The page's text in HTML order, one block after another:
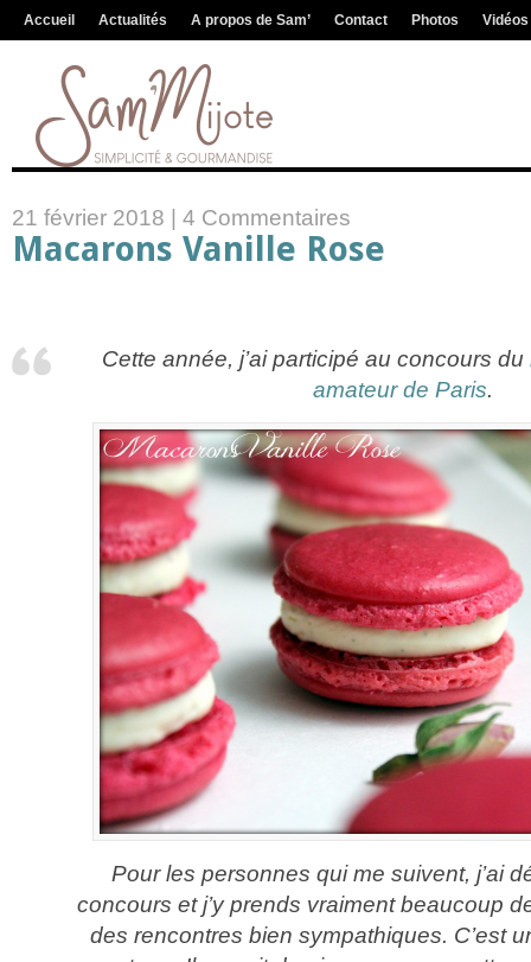
Accueil Actualités A propos de Sam’ Contact Photos Vidéos
21 février 2018 | 4 Commentaires
Macarons Vanille Rose
Cette année, j’ai participé au concours du
amateur de Paris.
Pour les personnes qui me suivent, j’ai
concours et j’y prends vraiment beaucoup
des rencontres bien sympathiques. C’est